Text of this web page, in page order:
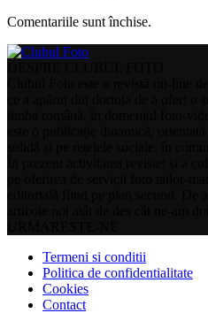
Comentariile sunt închise.
Termeni si conditii
Politica de confidentialitate
Cookies
Contact